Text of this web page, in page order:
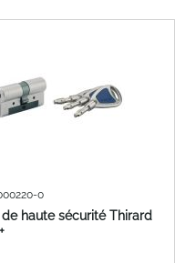
haute sécurité Thirard
0